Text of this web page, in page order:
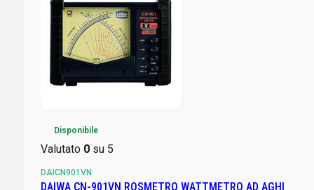
Disponibile
Valutato 0su 5
DAICN901VN
DAIWA CN-901VN ROSMETRO WATTMETRO AD AGHI